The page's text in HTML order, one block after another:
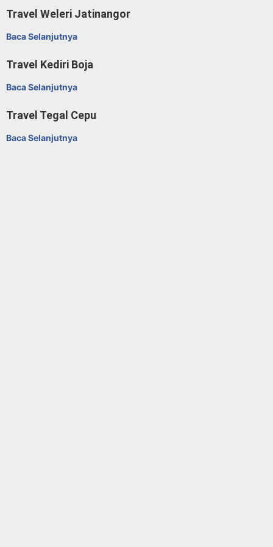
Travel Weleri Jatinangor
Baca Selanjutnya
Travel Kediri Boja
Baca Selanjutnya
Travel Tegal Cepu
Baca Selanjutnya